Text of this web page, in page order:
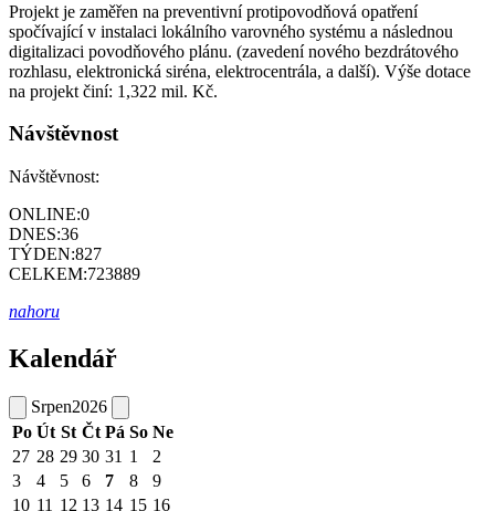
Projekt je zaměřen na preventivní protipovodňová opatření
spočívající v instalaci lokálního varovného systému a následnou
digitalizaci povodňového plánu. (zavedení nového bezdrátového
rozhlasu, elektronická siréna, elektrocentrála, a další). Výše dotace
na projekt činí: 1,322 mil. Kč.
Návštěvnost
Návštěvnost:
ONLINE:0
DNES:36
TÝDEN:827
CELKEM:723889
nahoru
Kalendář
Srpen2026
Po Út St Čt Pá So Ne
27 28 29 30 31 1
2
3
4 5 6 7 8
9
10 11 12 13 14 15 16